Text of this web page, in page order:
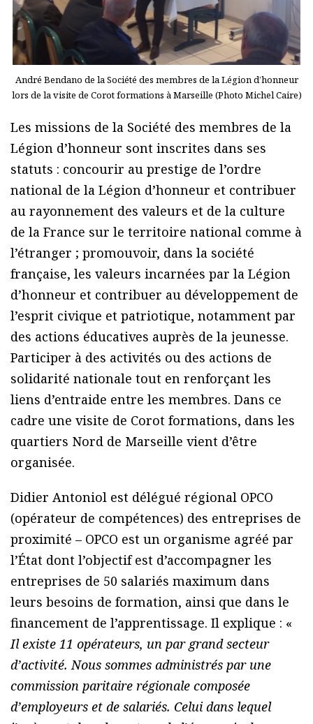
André Bendano de la Société des membres de la Légion d’honneur
lors de la visite de Corot formations à Marseille (Photo Michel Caire)
Les missions de la Société des membres de la
Légion d’honneur sont inscrites dans ses
statuts : concourir au prestige de l’ordre
national de la Légion d’honneur et contribuer
au rayonnement des valeurs et de la culture
de la France sur le territoire national comme à
l’étranger ; promouvoir, dans la société
française, les valeurs incarnées par la Légion
d’honneur et contribuer au développement de
l’esprit civique et patriotique, notamment par
des actions éducatives auprès de la jeunesse.
Participer à des activités ou des actions de
solidarité nationale tout en renforçant les
liens d’entraide entre les membres. Dans ce
cadre une visite de Corot formations, dans les
quartiers Nord de Marseille vient d’être
organisée.
Didier Antoniol est délégué régional OPCO
(opérateur de compétences) des entreprises de
proximité – OPCO est un organisme agréé par
l’État dont l’objectif est d’accompagner les
entreprises de 50 salariés maximum dans
leurs besoins de formation, ainsi que dans le
financement de l’apprentissage. Il explique : «
Il existe 11 opérateurs, un par grand secteur
d’activité. Nous sommes administrés par une
commission paritaire régionale composée
d’employeurs et de salariés. Celui dans lequel